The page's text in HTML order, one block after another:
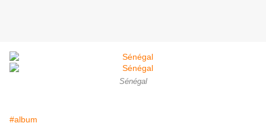
Sénégal
#album